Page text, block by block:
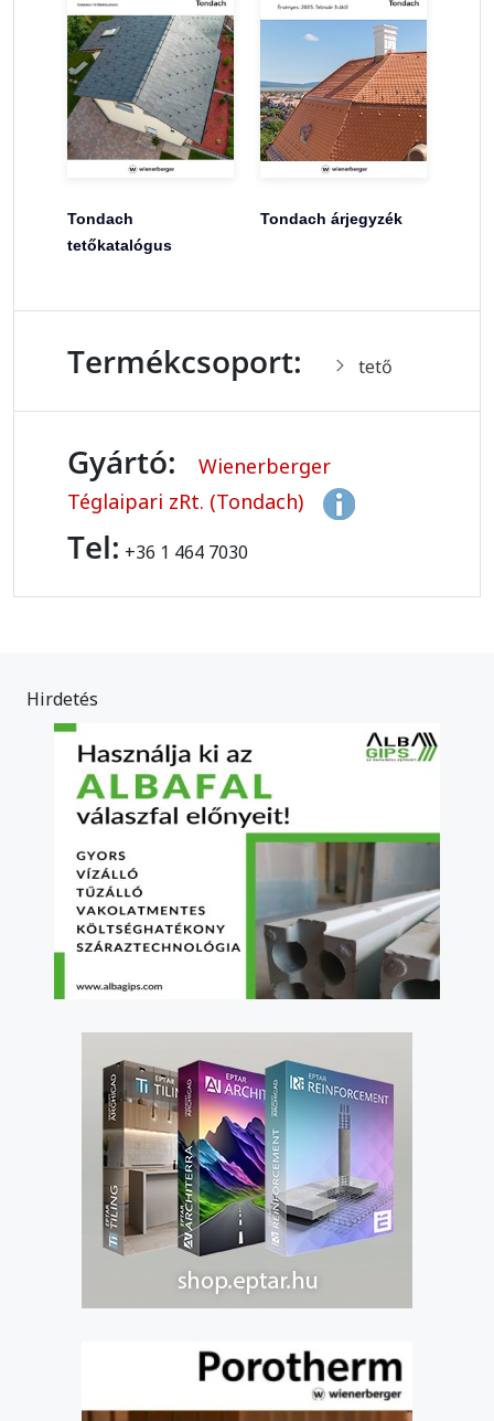
Tondach
tetőkatalógus
Tondach árjegyzék
Termékcsoport: tető
Gyártó:
Wienerberger
Téglaipari zRt. (Tondach)
Tel: +36 1 464 7030
Hirdetés